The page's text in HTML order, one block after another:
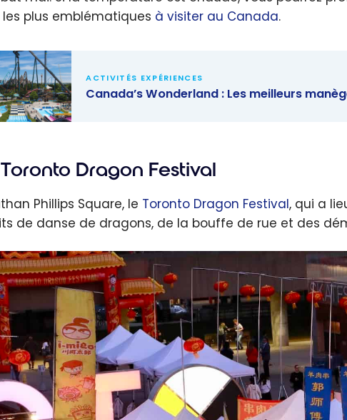
plus emblématiques à visiter au Canada.
et
à
ACTIVITÉS EXPÉRIENCES
Canada’s Wonderland : Les meilleurs
Toronto Dragon Festival
Phillips Square, le Toronto Dragon Festival, qui a
de danse de dragons, de la bouffe de rue et des